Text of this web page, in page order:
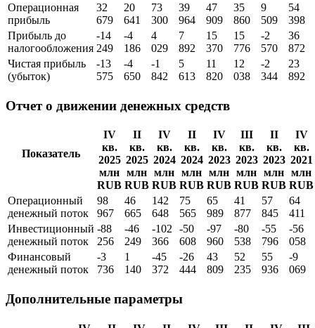
Операционная
прибыль
32
679
20
641
73
300
39
964
47
909
35
860
9
509
54
398
Прибыль до
налогообложения
-14
249
-4
186
4
029
7
892
15
370
15
776
-2
570
36
872
Чистая прибыль
(убыток)
-13
575
-4
650
-1
842
5
613
11
820
12
038
-2
344
23
892
Отчет о движении денежных средств
Показатель
IV
кв.
2025
млн
RUB
II
кв.
2025
млн
RUB
IV
кв.
2024
млн
RUB
II
кв.
2024
млн
RUB
IV
кв.
2023
млн
RUB
III
кв.
2023
млн
RUB
II
кв.
2023
млн
RUB
IV
кв.
2021
млн
RUB
Операционный
денежный поток
98
967
46
665
142
648
75
565
65
989
41
877
57
845
64
411
Инвестиционный
денежный поток
-88
256
-46
249
-102
366
-50
608
-97
960
-80
538
-55
796
-56
058
Финансовый
денежный поток
-3
736
1
140
-45
372
-26
444
43
809
52
235
55
936
-9
069
Дополнительные параметры